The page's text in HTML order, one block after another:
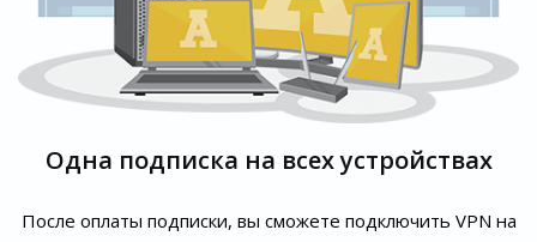
Одна подписка на всех устройствах
После оплаты подписки, вы сможете подключить VPN на